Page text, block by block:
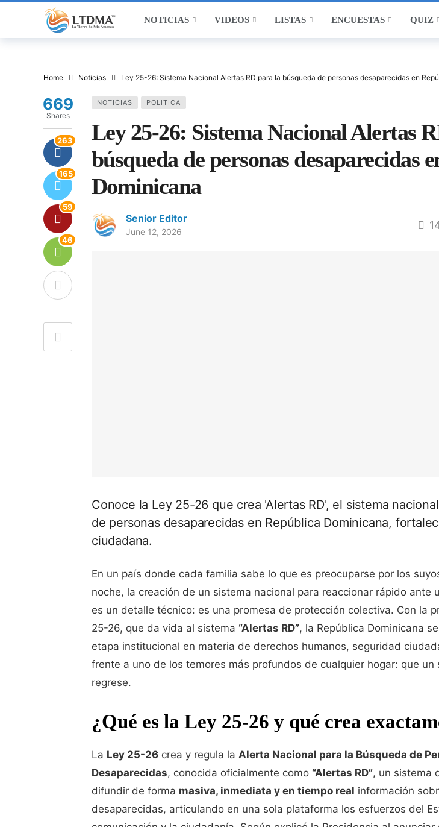
NOTICIAS VIDEOS LISTAS ENCUESTAS QUIZ
Home Noticias Ley 25-26: Sistema Nacional Alertas RD para la búsqueda de personas desaparecidas en
NOTICIAS POLITICA
Ley 25-26: Sistema Nacional Alertas
búsqueda de personas desaparecidas
Dominicana
Senior Editor
June 12, 2026
669
Shares
263
165
59
46
Conoce la Ley 25-26 que crea 'Alertas RD', el sistema
de personas desaparecidas en República Dominicana,
ciudadana.
En un país donde cada familia sabe lo que es preocuparse por los
noche, la creación de un sistema nacional para reaccionar rápido ante
es un detalle técnico: es una promesa de protección colectiva. Con la
25-26, que da vida al sistema “Alertas RD”, la República Dominicana
etapa institucional en materia de derechos humanos, seguridad
frente a uno de los temores más profundos de cualquier hogar: que un
regrese.
¿Qué es la Ley 25-26 y qué crea
La Ley 25-26 crea y regula la Alerta Nacional para la Búsqueda de
Desaparecidas, conocida oficialmente como “Alertas RD”, un sistema
difundir de forma masiva, inmediata y en tiempo real información
desaparecidas, articulando en una sola plataforma los esfuerzos del